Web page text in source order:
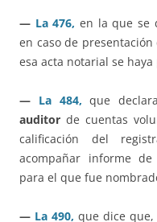
— La 476, en la que se
en caso de
esa acta notarial se
— La 484, que
auditor de cuentas
calificación del
acompañar informe
para el que fue
— La 490, que dice